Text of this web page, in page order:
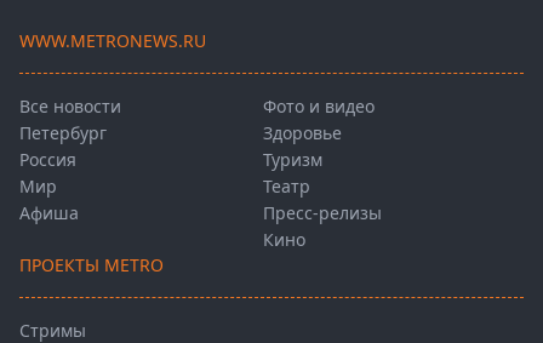
WWW.METRONEWS.RU
Все новости
Петербург
Россия
Мир
Афиша
Фото и видео
Здоровье
Туризм
Театр
Пресс-релизы
Кино
ПРОЕКТЫ METRO
Стримы